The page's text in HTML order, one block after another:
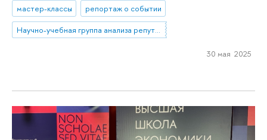
мастер-классы
репортаж о событии
Научно-учебная группа анализа репутационных эффектов топ-менеджмента банков
30 мая 2025